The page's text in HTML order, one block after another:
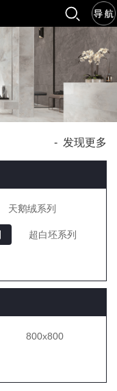
- 发现更多
天鹅绒系列
超白坯系列
800x800